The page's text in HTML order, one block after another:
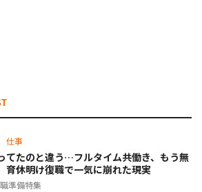
仕事
てたのと違う…フルタイム共働き、もう無
育休明け復職で一気に崩れた現実
準備特集